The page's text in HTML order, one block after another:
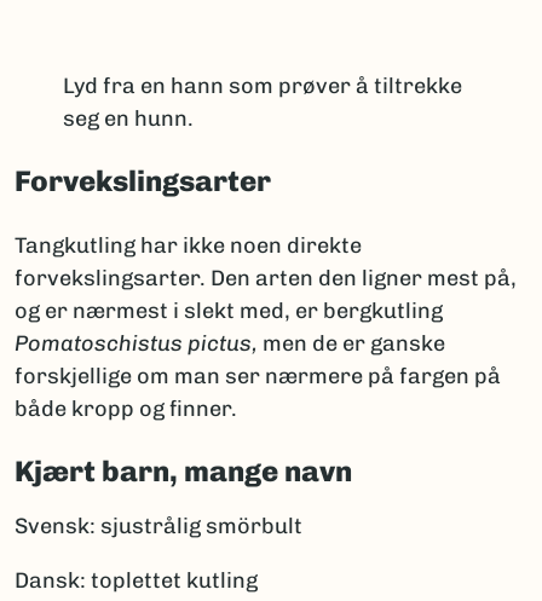
Lyd fra en hann som prøver å tiltrekke
seg en hunn.
Forvekslingsarter
Tangkutling har ikke noen direkte
forvekslingsarter. Den arten den ligner mest på,
og er nærmest i slekt med, er bergkutling
Pomatoschistus pictus, men de er ganske
forskjellige om man ser nærmere på fargen på
både kropp og finner.
Kjært barn, mange navn
Svensk: sjustrålig smörbult
Dansk: toplettet kutling